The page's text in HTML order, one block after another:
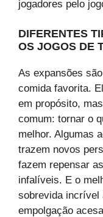
jogadores pelo
DIFERENTES
OS JOGOS DE
As expansões
comida favorita.
em propósito,
comum: tornar o
melhor. Algumas
trazem novos
fazem repensar
infalíveis. E o
sobrevida incrível
empolgação